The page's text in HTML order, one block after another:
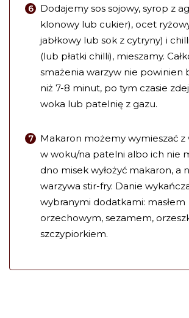
Dodajemy sos sojowy, syrop z
klonowy lub cukier), ocet
jabłkowy lub sok z cytryny) i
(lub płatki chilli), mieszamy.
smażenia warzyw nie powinien
niż 7-8 minut, po tym czasie
woka lub patelnię z gazu.
Makaron możemy wymieszać z
w woku/na patelni albo ich nie
dno misek wyłożyć makaron, a
warzywa stir-fry. Danie
wybranymi dodatkami: masłem
orzechowym, sezamem,
szczypiorkiem.